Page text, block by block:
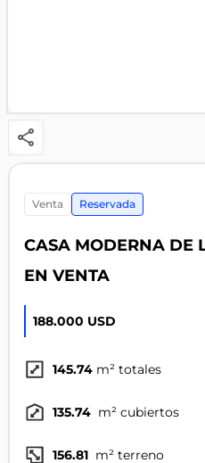
venta Reservada
CASA MODERNA DE
EN VENTA
188.000 USD
145.74 m² totales
135.74 m² cubiertos
156.81 m² terreno